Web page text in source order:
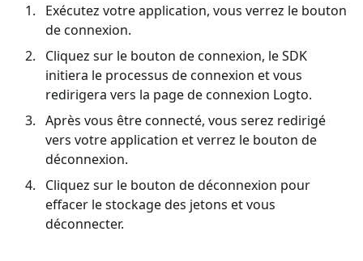
Exécutez votre application, vous verrez le bouton
de connexion.
Cliquez sur le bouton de connexion, le SDK
initiera le processus de connexion et vous
redirigera vers la page de connexion Logto.
Après vous être connecté, vous serez redirigé
vers votre application et verrez le bouton de
déconnexion.
Cliquez sur le bouton de déconnexion pour
effacer le stockage des jetons et vous
déconnecter.